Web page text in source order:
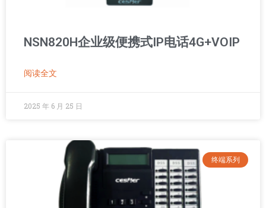
NSN820H企业级便携式IP电话4G+VOIP
阅读全文
2025 年 6 月 25 日
终端系列